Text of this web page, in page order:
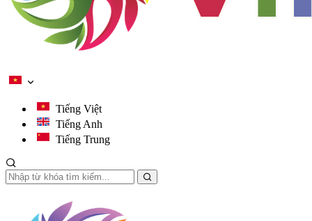
Tiếng Việt
Tiếng Anh
Tiếng Trung